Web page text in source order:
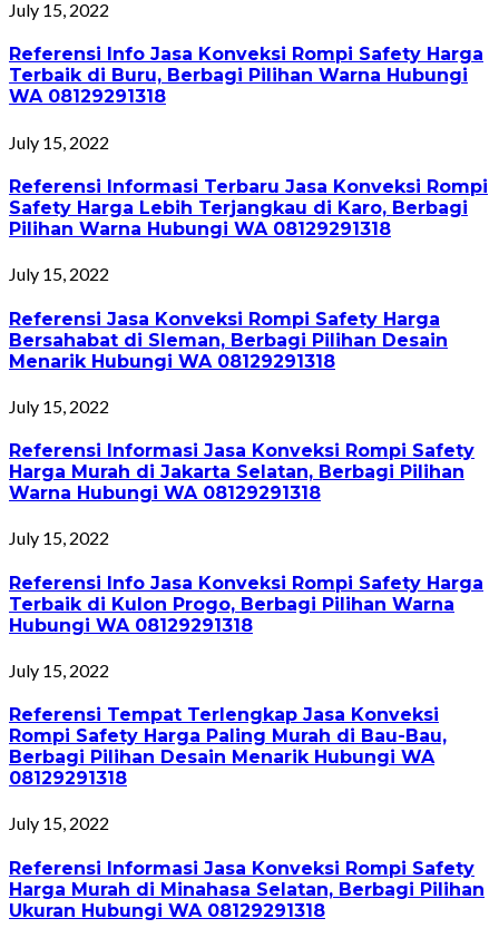
July 15, 2022
Referensi Info Jasa Konveksi Rompi Safety Harga
Terbaik di Buru, Berbagi Pilihan Warna Hubungi
WA 08129291318
July 15, 2022
Referensi Informasi Terbaru Jasa Konveksi Rompi
Safety Harga Lebih Terjangkau di Karo, Berbagi
Pilihan Warna Hubungi WA 08129291318
July 15, 2022
Referensi Jasa Konveksi Rompi Safety Harga
Bersahabat di Sleman, Berbagi Pilihan Desain
Menarik Hubungi WA 08129291318
July 15, 2022
Referensi Informasi Jasa Konveksi Rompi Safety
Harga Murah di Jakarta Selatan, Berbagi Pilihan
Warna Hubungi WA 08129291318
July 15, 2022
Referensi Info Jasa Konveksi Rompi Safety Harga
Terbaik di Kulon Progo, Berbagi Pilihan Warna
Hubungi WA 08129291318
July 15, 2022
Referensi Tempat Terlengkap Jasa Konveksi
Rompi Safety Harga Paling Murah di Bau-Bau,
Berbagi Pilihan Desain Menarik Hubungi WA
08129291318
July 15, 2022
Referensi Informasi Jasa Konveksi Rompi Safety
Harga Murah di Minahasa Selatan, Berbagi Pilihan
Ukuran Hubungi WA 08129291318